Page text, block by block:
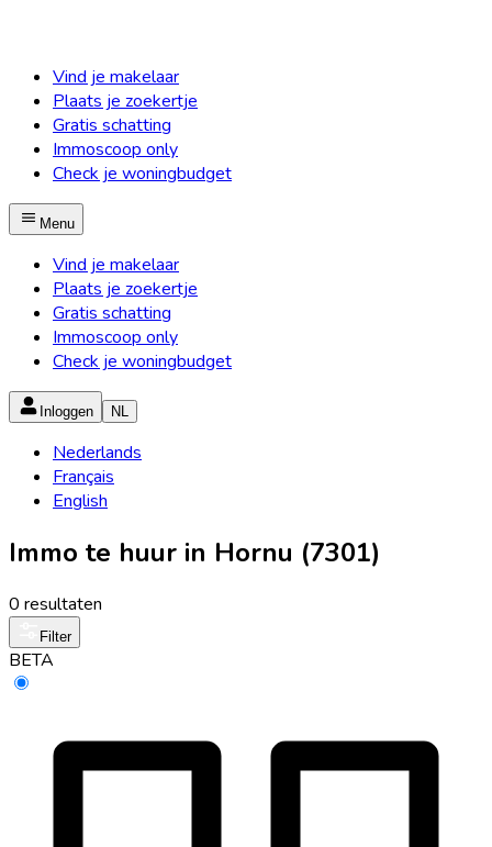
Vind je makelaar
Plaats je zoekertje
Gratis schatting
Immoscoop only
Check je woningbudget
Menu
Vind je makelaar
Plaats je zoekertje
Gratis schatting
Immoscoop only
Check je woningbudget
Inloggen NL
Nederlands
Français
English
Immo te huur in Hornu (7301)
0 resultaten
Filter
BETA